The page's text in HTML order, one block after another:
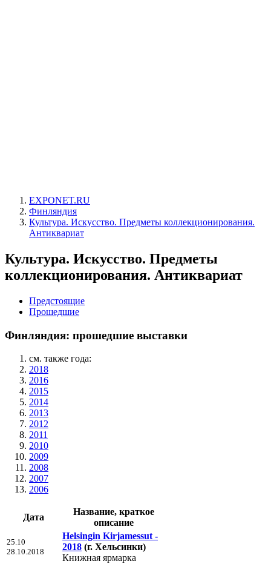
EXPONET.RU
Финляндия
Культура. Искусство. Предметы коллекционирования.
Антиквариат
Культура. Искусство. Предметы
коллекционирования. Антиквариат
Предстоящие
Прошедшие
Финляндия: прошедшие выставки
см. также года:
2018
2016
2015
2014
2013
2012
2011
2010
2009
2008
2007
2006
Дата
Название, краткое
описание
25.10
28.10.2018
Helsingin Kirjamessut -
2018 (г. Хельсинки)
Книжная ярмарка